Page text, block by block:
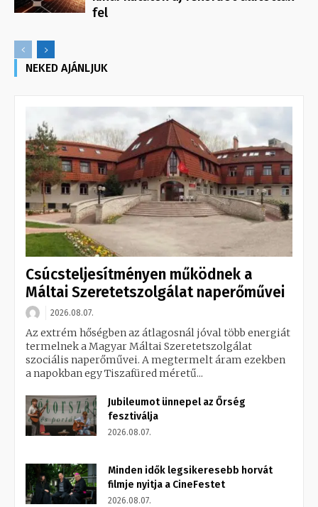
fel
NEKED AJÁNLJUK
Csúcsteljesítményen működnek a
Máltai Szeretetszolgálat naperőművei
2026.08.07.
Az extrém hőségben az átlagosnál jóval több energiát
termelnek a Magyar Máltai Szeretetszolgálat
szociális naperőművei. A megtermelt áram ezekben
a napokban egy Tiszafüred méretű...
Jubileumot ünnepel az Őrség
fesztiválja
2026.08.07.
Minden idők legsikeresebb horvát
filmje nyitja a CineFestet
2026.08.07.